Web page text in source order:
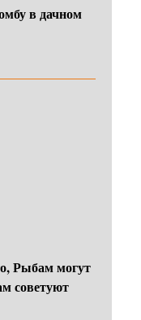
в дачном
Рыбам могут
советуют